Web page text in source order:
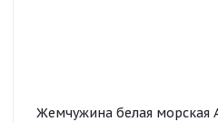
Жемчужина белая морская